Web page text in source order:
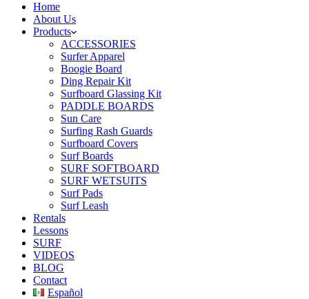
Home
About Us
Products
ACCESSORIES
Surfer Apparel
Boogie Board
Ding Repair Kit
Surfboard Glassing Kit
PADDLE BOARDS
Sun Care
Surfing Rash Guards
Surfboard Covers
Surf Boards
SURF SOFTBOARD
SURF WETSUITS
Surf Pads
Surf Leash
Rentals
Lessons
SURF
VIDEOS
BLOG
Contact
Español